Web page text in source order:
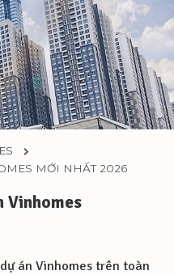
MỚI NHẤT 2026
Vinhomes
án Vinhomes trên toàn